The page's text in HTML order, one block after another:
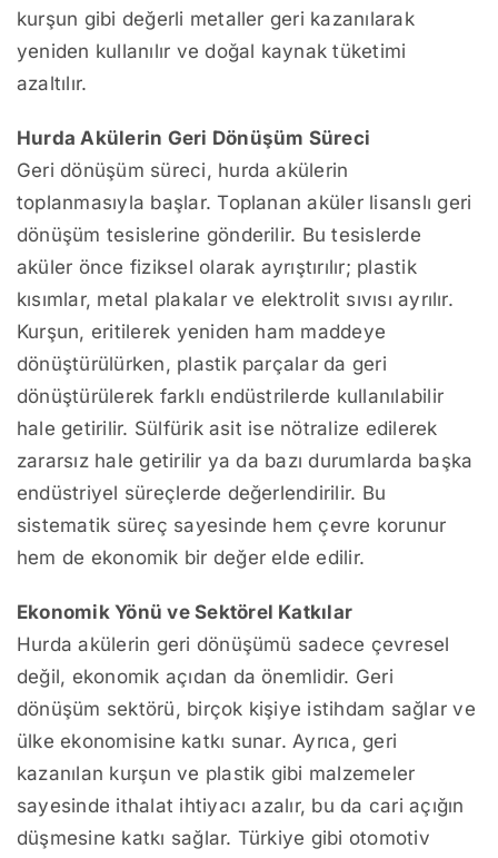
kurşun gibi değerli metaller geri kazanılarak
yeniden kullanılır ve doğal kaynak tüketimi
azaltılır.
Hurda Akülerin Geri Dönüşüm Süreci
Geri dönüşüm süreci, hurda akülerin
toplanmasıyla başlar. Toplanan aküler lisanslı geri
dönüşüm tesislerine gönderilir. Bu tesislerde
aküler önce fiziksel olarak ayrıştırılır; plastik
kısımlar, metal plakalar ve elektrolit sıvısı ayrılır.
Kurşun, eritilerek yeniden ham maddeye
dönüştürülürken, plastik parçalar da geri
dönüştürülerek farklı endüstrilerde kullanılabilir
hale getirilir. Sülfürik asit ise nötralize edilerek
zararsız hale getirilir ya da bazı durumlarda başka
endüstriyel süreçlerde değerlendirilir. Bu
sistematik süreç sayesinde hem çevre korunur
hem de ekonomik bir değer elde edilir.
Ekonomik Yönü ve Sektörel Katkılar
Hurda akülerin geri dönüşümü sadece çevresel
değil, ekonomik açıdan da önemlidir. Geri
dönüşüm sektörü, birçok kişiye istihdam sağlar ve
ülke ekonomisine katkı sunar. Ayrıca, geri
kazanılan kurşun ve plastik gibi malzemeler
sayesinde ithalat ihtiyacı azalır, bu da cari açığın
düşmesine katkı sağlar. Türkiye gibi otomotiv